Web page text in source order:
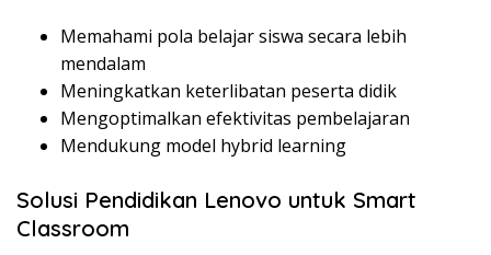
Memahami pola belajar siswa secara lebih
mendalam
Meningkatkan keterlibatan peserta didik
Mengoptimalkan efektivitas pembelajaran
Mendukung model hybrid learning
Solusi Pendidikan Lenovo untuk Smart
Classroom